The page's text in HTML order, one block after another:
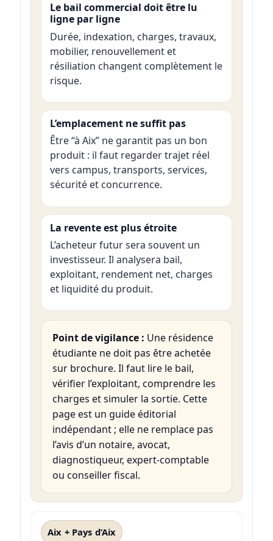
Le bail commercial doit être lu
ligne par ligne
Durée, indexation, charges, travaux,
mobilier, renouvellement et
résiliation changent complètement le
risque.
L’emplacement ne suffit pas
Être “à Aix” ne garantit pas un bon
produit : il faut regarder trajet réel
vers campus, transports, services,
sécurité et concurrence.
La revente est plus étroite
L’acheteur futur sera souvent un
investisseur. Il analysera bail,
exploitant, rendement net, charges
et liquidité du produit.
Point de vigilance : Une résidence
étudiante ne doit pas être achetée
sur brochure. Il faut lire le bail,
vérifier l’exploitant, comprendre les
charges et simuler la sortie. Cette
page est un guide éditorial
indépendant ; elle ne remplace pas
l’avis d’un notaire, avocat,
diagnostiqueur, expert-comptable
ou conseiller fiscal.
Aix + Pays d’Aix